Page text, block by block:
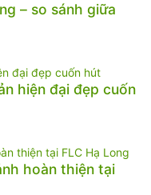
– so sánh giữa
hiện đại đẹp cuốn
hoàn thiện tại